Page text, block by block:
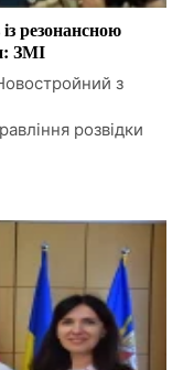
резонансною
ЗМІ
з
розвідки